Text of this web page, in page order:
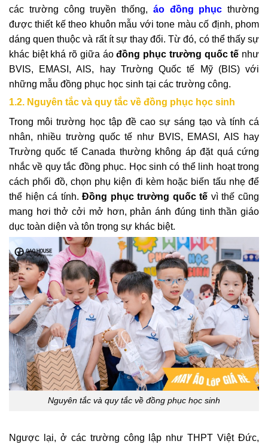
các trường công truyền thống, áo đồng phục thường
được thiết kế theo khuôn mẫu với tone màu cố định, phom
dáng quen thuộc và rất ít sự thay đổi. Từ đó, có thể thấy sự
khác biệt khá rõ giữa áođồng phục trường quốc tế như
BVIS, EMASI, AIS, hay Trường Quốc tế Mỹ (BIS) với
những mẫu đồng phục học sinh tại các trường công.
1.2. Nguyên tắc và quy tắc về đồng phục học sinh
Trong môi trường học tập đề cao sự sáng tạo và tính cá
nhân, nhiều trường quốc tế như BVIS, EMASI, AIS hay
Trường quốc tế Canada thường không áp đặt quá cứng
nhắc về quy tắc đồng phục. Học sinh có thể linh hoạt trong
cách phối đồ, chọn phụ kiện đi kèm hoặc biến tấu nhẹ để
thể hiện cá tính. Đồng phục trường quốc tế vì thế cũng
mang hơi thở cởi mở hơn, phản ánh đúng tinh thần giáo
dục toàn diện và tôn trọng sự khác biệt.
Nguyên tắc và quy tắc về đồng phục học sinh
Ngược lại, ở các trường công lập như THPT Việt Đức,